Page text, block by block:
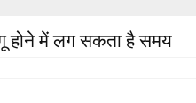
होने में लग सकता है समय